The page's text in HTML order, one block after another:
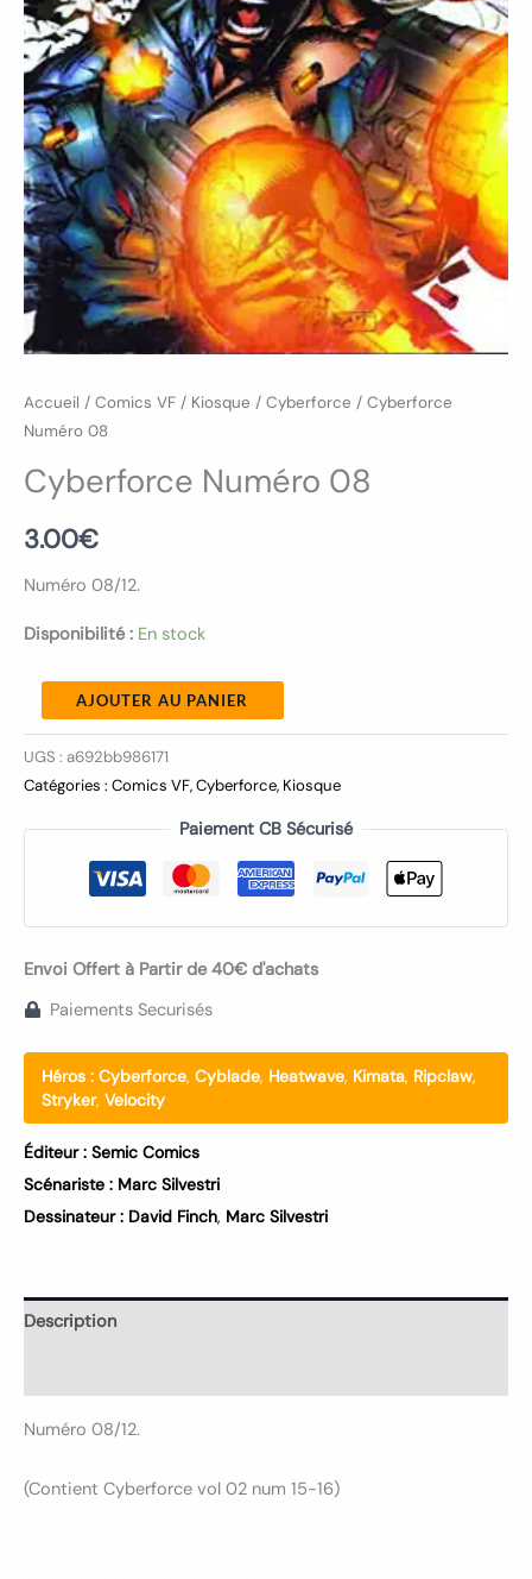
Accueil / Comics VF / Kiosque / Cyberforce / Cyberforce
Numéro 08
Cyberforce Numéro 08
3.00€
Numéro 08/12.
Disponibilité : En stock
AJOUTER AU PANIER
UGS : a692bb986171
Catégories : Comics VF,Cyberforce, Kiosque
Paiement CB Sécurisé
Envoi Offert à Partir de 40€ d'achats
Paiements Securisés
Héros : Cyberforce, Cyblade, Heatwave, Kimata, Ripclaw,
Stryker, Velocity
Éditeur : Semic Comics
Scénariste : Marc Silvestri
Dessinateur : David Finch, Marc Silvestri
Description
Numéro 08/12.
(Contient Cyberforce vol 02 num 15-16)